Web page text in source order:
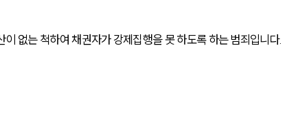
없는 척하여 채권자가 강제집행을 못 하도록 하는 범죄입니다.